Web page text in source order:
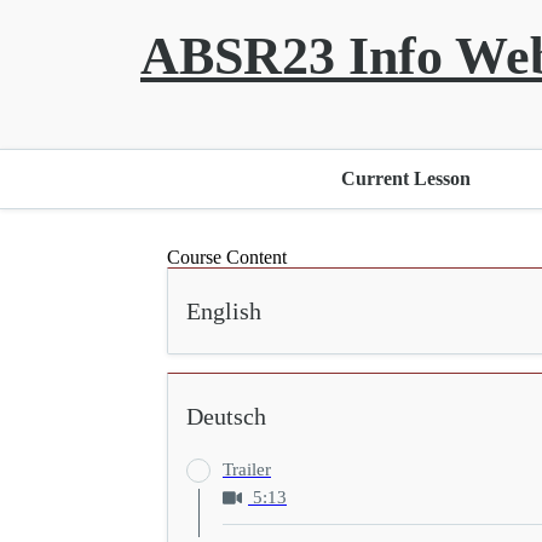
ABSR23 Info
Current Lesson
Course Content
English
Deutsch
Trailer
5:13